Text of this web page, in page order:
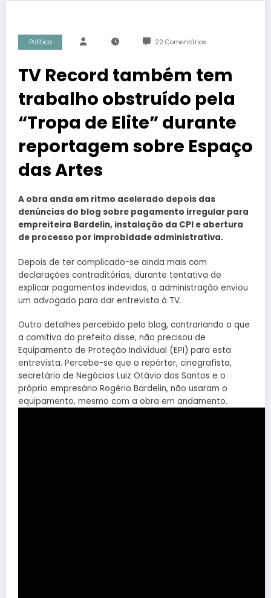
Política 22 Comentários
TV Record também tem
trabalho obstruído pela
“Tropa de Elite” durante
reportagem sobre Espaço
das Artes
A obra anda em ritmo acelerado depois das
denúncias do blog sobre pagamento irregular para
empreiteira Bardelin, instalação da CPI e abertura
de processo por improbidade administrativa.
Depois de ter complicado-se ainda mais com
declarações contraditórias, durante tentativa de
explicar pagamentos indevidos, a administração enviou
um advogado para dar entrevista à TV.
Outro detalhes percebido pelo blog, contrariando o que
a comitiva do prefeito disse, não precisou de
Equipamento de Proteção Individual (EPI) para esta
entrevista. Percebe-se que o repórter, cinegrafista,
secretário de Negócios Luiz Otávio dos Santos e o
próprio empresário Rogério Bardelin, não usaram o
equipamento, mesmo com a obra em andamento.